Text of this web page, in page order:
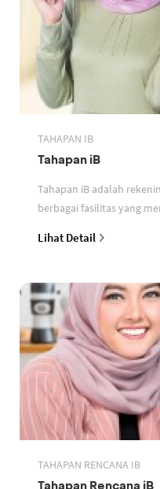
TAHAPAN IB
Tahapan iB
Tahapan iB adalah
berbagai fasilitas yang
Lihat Detail
TAHAPAN RENCANA IB
Tahapan Rencana iB